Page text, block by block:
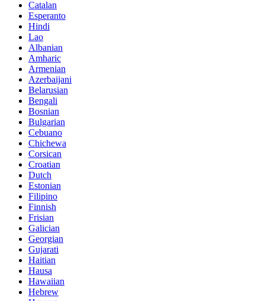
Catalan
Esperanto
Hindi
Lao
Albanian
Amharic
Armenian
Azerbaijani
Belarusian
Bengali
Bosnian
Bulgarian
Cebuano
Chichewa
Corsican
Croatian
Dutch
Estonian
Filipino
Finnish
Frisian
Galician
Georgian
Gujarati
Haitian
Hausa
Hawaiian
Hebrew